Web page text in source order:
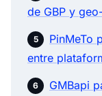
de GBP y
PinMeTo
entre
GMBapi